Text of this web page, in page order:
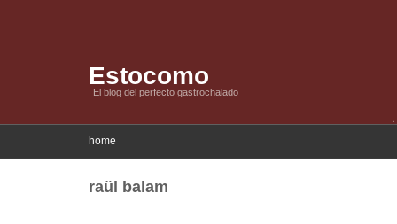
Estocomo
El blog del perfecto gastrochalado
home
raül balam